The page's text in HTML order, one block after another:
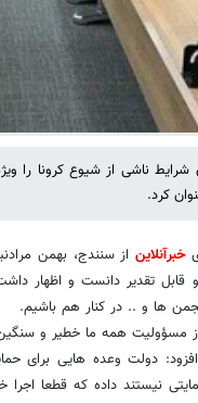
شرایط ناشی از شیوع کرونا
کرد.
خبرآنلایناز سنندج، بهمن
و قابل تقدیر دانست و اظهار
ها و .. در کنار هم باشیم.
مسؤولیت همه ما خطیر و
افزود: دولت وعده هایی
نیستند داده که قطعا